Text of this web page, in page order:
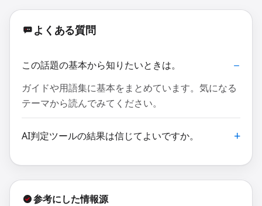
よくある質問
この話題の基本から知りたいときは。
ガイドや用語集に基本をまとめています。気になる
テーマから読んでみてください。
AI判定ツールの結果は信じてよいですか。
参考にした情報源